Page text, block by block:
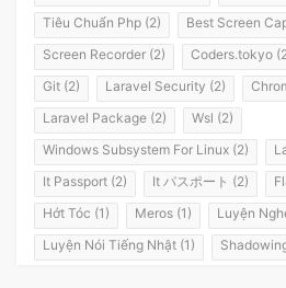
Tiêu Chuẩn Php (2)
Best Screen
Screen Recorder (2)
Coders.tokyo
Git (2)
Laravel Security (2)
Laravel Package (2)
Wsl (2)
Windows Subsystem For Linux (2)
It Passport (2)
It パスポート (2)
Hớt Tóc (1)
Meros (1)
Luyện
Luyện Nói Tiếng Nhật (1)